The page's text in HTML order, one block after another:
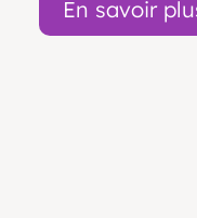
En savoir